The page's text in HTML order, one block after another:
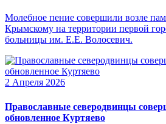
Молебное пение совершили возле
Крымскому на территории первой
больницы им. Е.Е. Волосевич.
2 Апреля 2026
Православные северодвинцы
обновленное Куртяево